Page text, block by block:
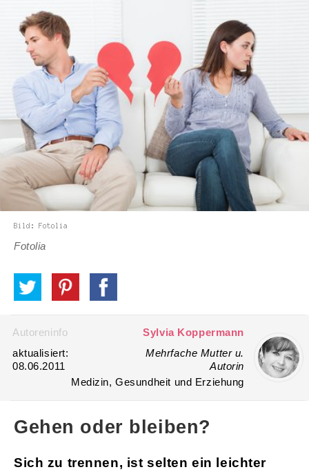
Fotolia
Autoreninfo
Sylvia Koppermann
aktualisiert:
08.06.2011
Mehrfache Mutter u.
Autorin
Medizin, Gesundheit und Erziehung
Gehen oder bleiben?
Sich zu trennen, ist selten ein leichter